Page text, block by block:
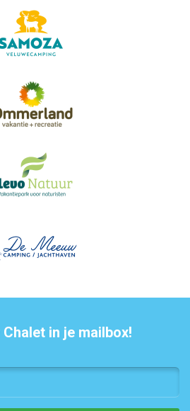
in je mailbox!